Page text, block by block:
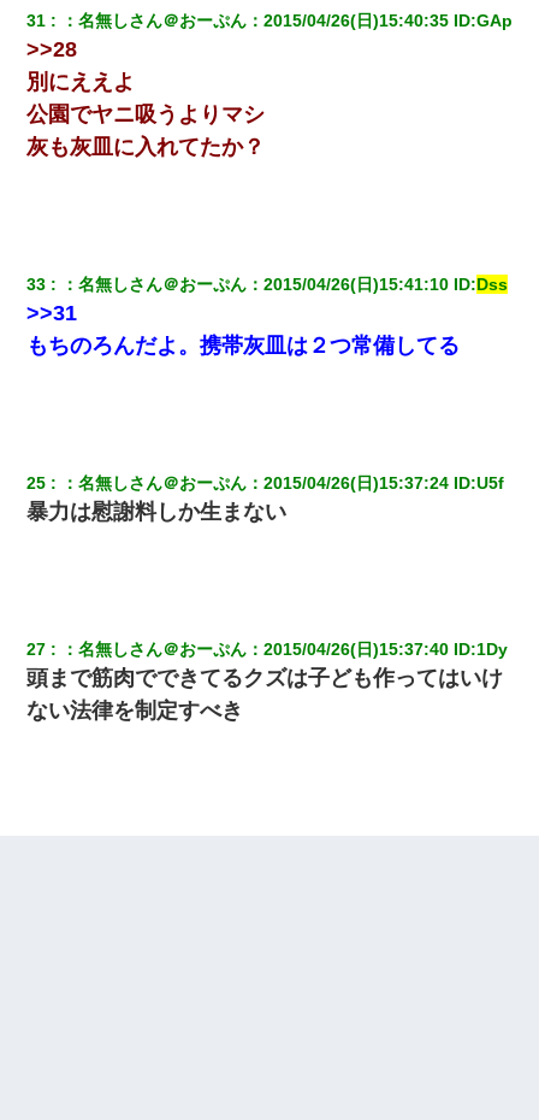
31 ：名無しさん＠おーぷん ：2015/04/26(日)15:40:35 ID:GAp
>>28
別にええよ
公園でヤニ吸うよりマシ
灰も灰皿に入れてたか？
33 ：名無しさん＠おーぷん ：2015/04/26(日)15:41:10 ID:Dss
>>31
もちのろんだよ。携帯灰皿は２つ常備してる
25 ：名無しさん＠おーぷん ：2015/04/26(日)15:37:24 ID:U5f
暴力は慰謝料しか生まない
27 ：名無しさん＠おーぷん ：2015/04/26(日)15:37:40 ID:1Dy
頭まで筋肉でできてるクズは子ども作ってはいけ
ない法律を制定すべき